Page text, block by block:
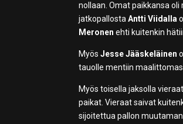
nollaan. Omat paikkansa
jatkopallostaAntti Viidalla
Meronen ehti kuitenkin
MyösJesse Jääskeläinen
tauolle mentiin
Myös toisella jaksolla
paikat. Vieraat saivat
sijoitettua pallon